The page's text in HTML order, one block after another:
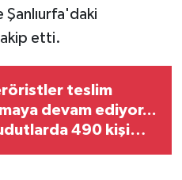
Şanlıurfa'daki
etti.
teslim
devam ediyor...
490 kişi